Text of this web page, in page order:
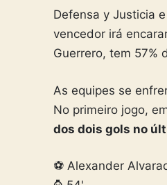
Defensa y Justicia
vencedor irá
Guerrero, tem 57%
As equipes se
No primeiro jogo,
dos dois gols no
⚽️ Alexander